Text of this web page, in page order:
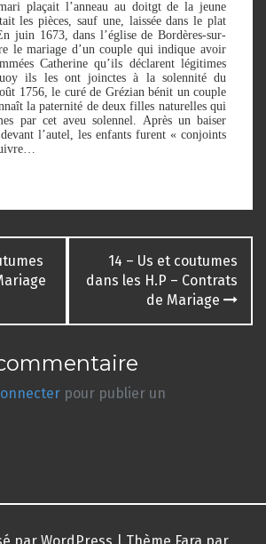
plaçait l’anneau au doitgt de la jeune
les pièces, sauf une, laissée dans le plat
juin 1673, dans l’église de Bordères-sur-
le mariage d’un couple qui indique avoir
Catherine qu’ils déclarent légitimes
ils les ont joinctes à la solennité du
1756, le curé de Grézian bénit un couple
la paternité de deux filles naturelles qui
par cet aveu solennel. Après un baiser
l’autel, les enfants furent « conjoints
14 – Us et coutumes
dans les H.P – Contrats
de Mariage
pour publier un